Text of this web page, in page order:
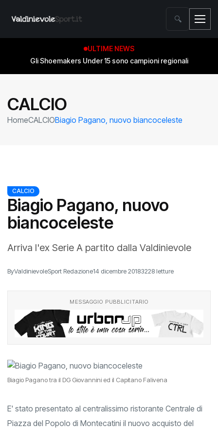
🔍
ULTIME NEWS
Gli Shoemakers Under 15 sono campioni regionali
CALCIO
HomeCALCIOBiagio Pagano, nuovo biancoceleste
CALCIO
Biagio Pagano, nuovo
biancoceleste
Arriva l'ex Serie A partito dalla Valdinievole
ByValdinievoleSport Redazione14 dicembre 20183228 letture
MESSAGGIO PUBBLICITARIO
Biagio Pagano tra il DG Giovannini ed il Capitano Falivena
E' stato presentato al centralissimo ristorante Centrale di
Piazza del Popolo di Montecatini il nuovo acquisto del